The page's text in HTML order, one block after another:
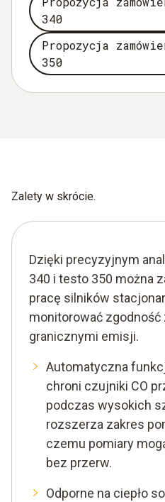
340
Propozycja
350
Zalety w skrócie.
Dzięki precyzyjnym
340 i testo 350 można
pracę silników
monitorować zgodność
granicznymi emisji.
Automatyczna
chroni czujniki CO
podczas wysokich
rozszerza zakres
czemu pomiary
bez przerw.
Odporne na ciepło